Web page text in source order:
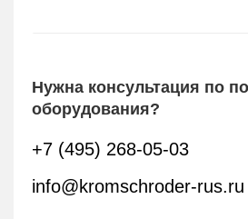
Нужна консультация по
оборудования?
+7 (495) 268-05-03
info@kromschroder-rus.ru